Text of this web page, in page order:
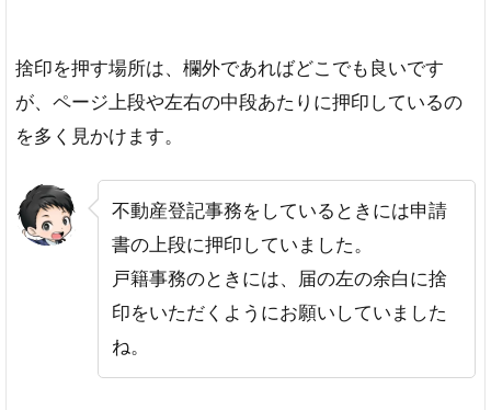
捨印を押す場所は、欄外であればどこでも良いです
が、ページ上段や左右の中段あたりに押印しているの
を多く見かけます。
不動産登記事務をしているときには申請
書の上段に押印していました。
戸籍事務のときには、届の左の余白に捨
印をいただくようにお願いしていました
ね。